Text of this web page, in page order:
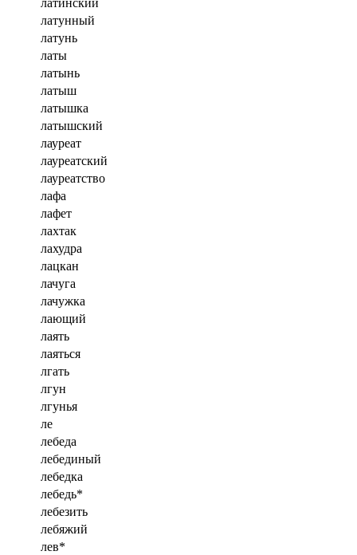
латунный
латунь
латы
латынь
латыш
латышка
латышский
лауреат
лауреатский
лауреатство
лафа
лафет
лахтак
лахудра
лацкан
лачуга
лачужка
лающий
лаять
лаяться
лгать
лгун
лгунья
ле
лебеда
лебединый
лебедка
лебедь*
лебезить
лебяжий
лев*